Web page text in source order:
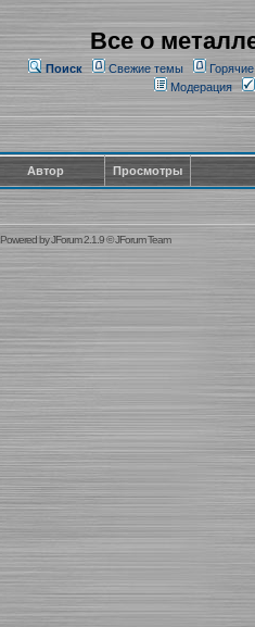
Все о
Поиск Свежие темы
Модерация
Автор Просмотры
Powered byJForum 2.1.9©JForum Team